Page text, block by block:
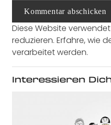
Kommentar abschicken
Diese Website
reduzieren. Erfahre, wie
verarbeitet werden.
Interessieren